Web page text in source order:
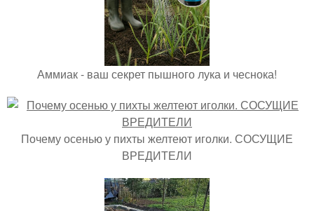
Аммиак - ваш секрет пышного лука и чеснока!
Почему осенью у пихты желтеют иголки. СОСУЩИЕ
ВРЕДИТЕЛИ